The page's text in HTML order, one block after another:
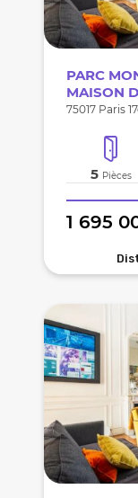
PARC
MAISON
75017 Paris
5 Pièces
1 695